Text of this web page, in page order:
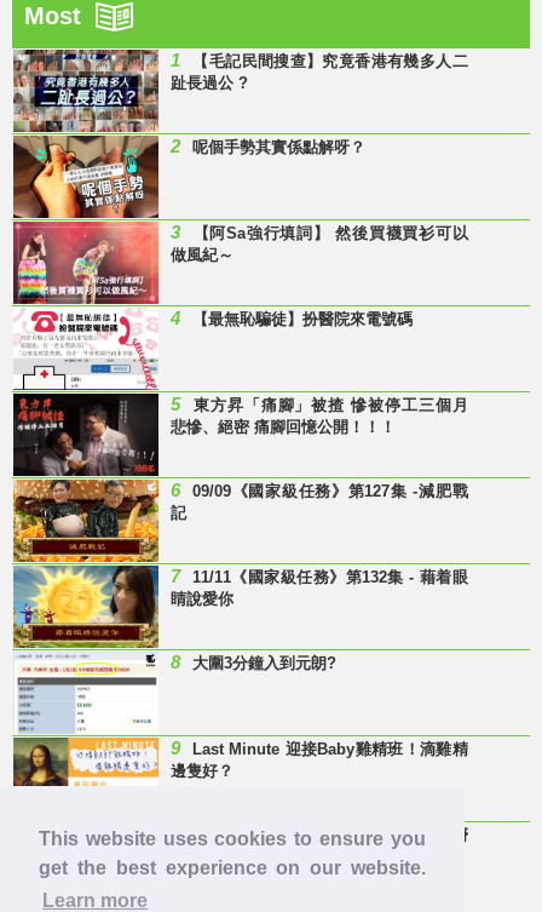
This website uses cookies to ensure you
get the best experience on our website.
Learn more
Most
1
【毛記民間搜查】究竟香港有幾多人二
趾長過公 ?
2 呢個手勢其實係點解呀？
3
【阿Sa強行填詞】 然後買襪買衫可以
做風紀～
4 【最無恥騙徒】扮醫院來電號碼
5
東方昇「痛腳」被揸 慘被停工三個月
悲慘、絕密 痛腳回憶公開！！！
6
09/09《國家級任務》第127集 -減肥戰
記
7
11/11《國家級任務》第132集 - 藉着眼
睛說愛你
8 大圍3分鐘入到元朗?
9
Last Minute 迎接Baby雞精班！滴雞精
邊隻好？
10
【童年回憶】 有冇人記得呢兩隻嘢